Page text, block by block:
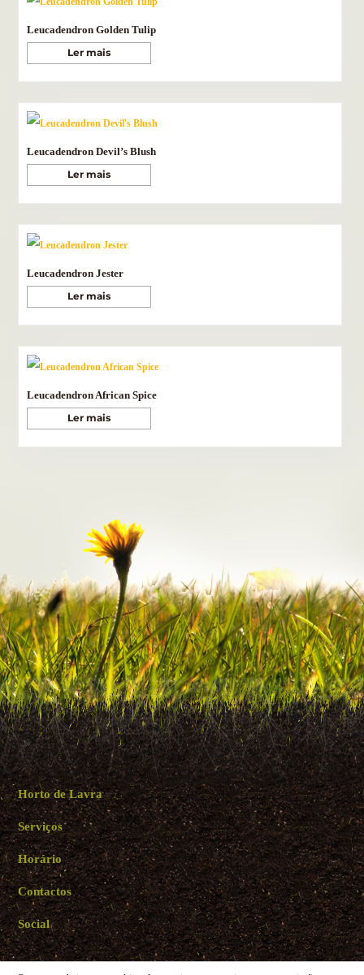
Leucadendron Golden Tulip
Ler mais
Leucadendron Devil’s Blush
Ler mais
Leucadendron Jester
Ler mais
Leucadendron African Spice
Ler mais
Horto de Lavra
Serviços
Horário
Contactos
Social